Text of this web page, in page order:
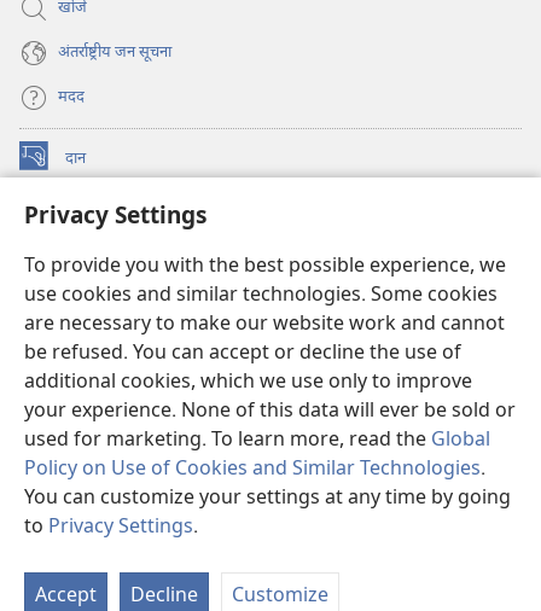
Privacy Settings
To provide you with the best possible experience, we
use cookies and similar technologies. Some cookies
are necessary to make our website work and cannot
be refused. You can accept or decline the use of
additional cookies, which we use only to improve
your experience. None of this data will ever be sold or
used for marketing. To learn more, read the Global
Policy on Use of Cookies and Similar Technologies.
You can customize your settings at any time by going
to Privacy Settings.
Accept Decline Customize
खोजें
अंतर्राष्ट्रीय जन सूचना
मदद
दान
(opens
window)
वॉचटावर ऑनलाइन लाइब्रेरी
new
window)JW Hub ®
(opens
new
window)JW लाइब्रेरी ऐप
वॉचटावर लाइब्रेरी
Copyright© 2026 Watch Tower Bible and Tract Society of Pennsylvania.
इस्तेमाल की शर्तें